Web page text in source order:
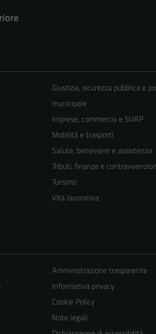
Giustizia, sicurezza pubblica e
municipale
Imprese, commercio e SUAP
Mobilità e trasporti
Salute, benessere e assistenza
Tributi, finanze e
Turismo
Vita lavorativa
Amministrazione trasparente
Informativa privacy
Cookie Policy
Note legali